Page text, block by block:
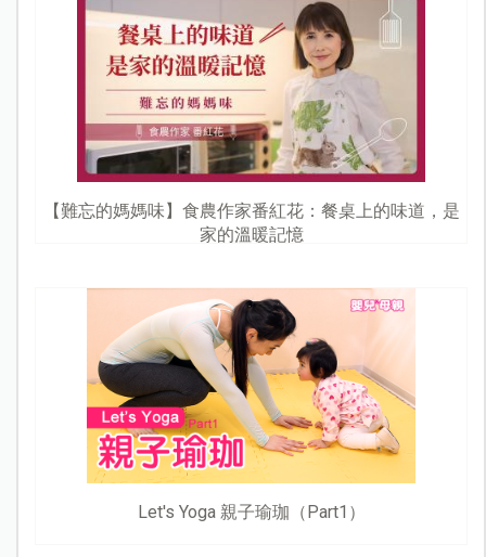
【難忘的媽媽味】食農作家番紅花：餐桌上的味道，是
家的溫暖記憶
Let's Yoga 親子瑜珈（Part1）